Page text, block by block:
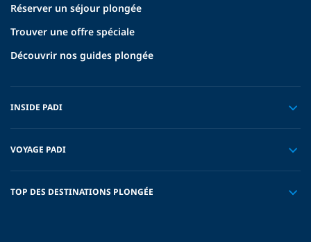
Réserver un séjour plongée
Trouver une offre spéciale
Découvrir nos guides plongée
INSIDE PADI
VOYAGE PADI
TOP DES DESTINATIONS PLONGÉE